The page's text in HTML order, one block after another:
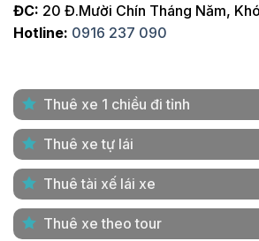
ĐC: 20 Đ.Mười Chín Tháng Năm,
Hotline: 0916 237 090
Thuê xe 1 chiều đi tỉnh
Thuê xe tự lái
Thuê tài xế lái xe
Thuê xe theo tour